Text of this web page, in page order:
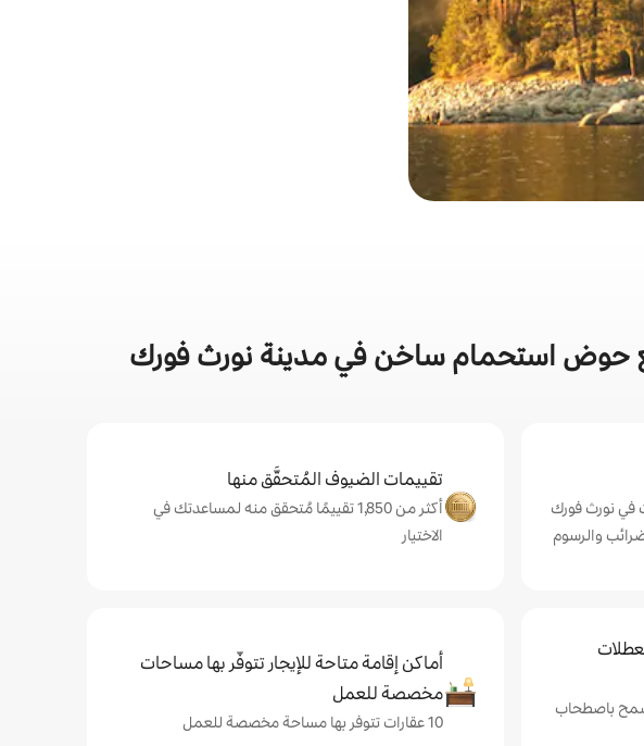
حوض استحمام ساخن في مدينة نورث فورك
في نورث فورك
تقييمات الضيوف المُتحقَّق منها
أكثر من 1,850 تقييمًا مُتحقق منه لمساعدتك في
الاختيار
تسمح باصطحاب
أماكن إقامة متاحة للإيجار تتوفّر بها مساحات
مخصصة للعمل
10 عقارات تتوفر بها مساحة مخصصة للعمل